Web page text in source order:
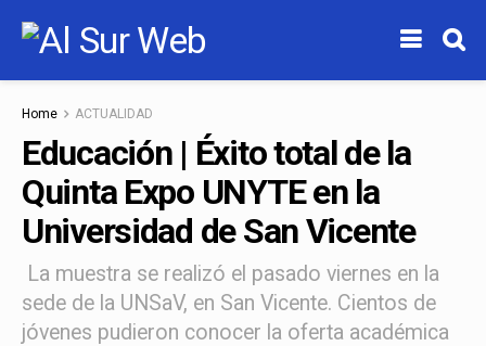
Home ACTUALIDAD
Educación | Éxito total de la
Quinta Expo UNYTE en la
Universidad de San Vicente
La muestra se realizó el pasado viernes en la
sede de la UNSaV, en San Vicente. Cientos de
jóvenes pudieron conocer la oferta académica